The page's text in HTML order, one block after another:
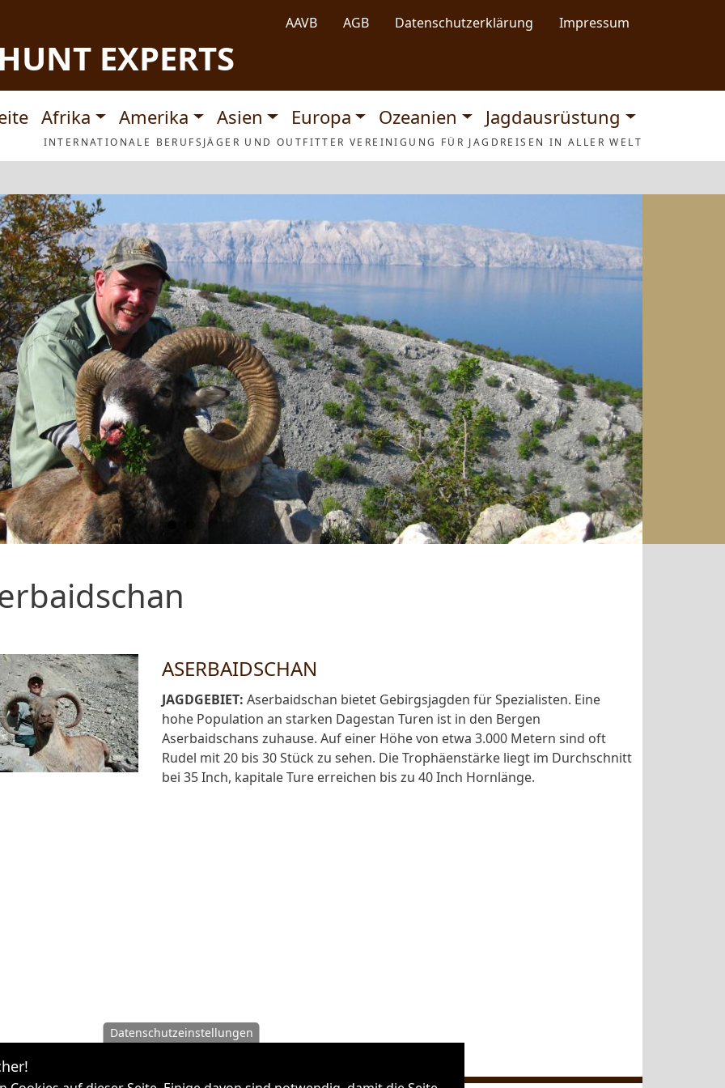
AAVB AGB Datenschutzerklärung Impressum
EXPERTS
Afrika Amerika Asien Europa Ozeanien Jagdausrüstung
INTERNATIONALE BERUFSJÄGER UND OUTFITTER VEREINIGUNG FÜR JAGDREISEN IN ALLER WELT
ASERBAIDSCHAN
JAGDGEBIET: Aserbaidschan bietet Gebirgsjagden für Spezialisten. Eine
hohe Population an starken Dagestan Turen ist in den Bergen
Aserbaidschans zuhause. Auf einer Höhe von etwa 3.000 Metern sind oft
Rudel mit 20 bis 30 Stück zu sehen. Die Trophäenstärke liegt im Durchschnitt
bei 35 Inch, kapitale Ture erreichen bis zu 40 Inch Hornlänge.
Datenschutzeinstellungen